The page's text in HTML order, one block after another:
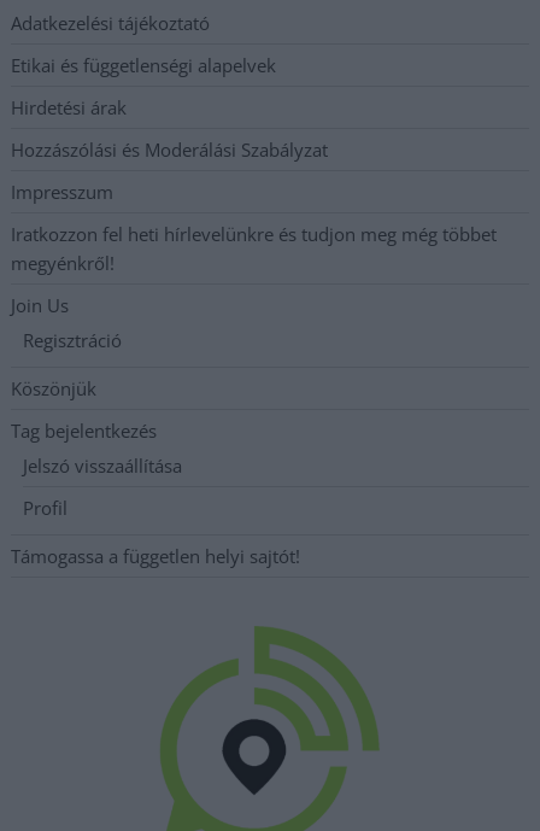
Adatkezelési tájékoztató
Etikai és függetlenségi alapelvek
Hirdetési árak
Hozzászólási és Moderálási Szabályzat
Impresszum
Iratkozzon fel heti hírlevelünkre és tudjon meg még többet
megyénkről!
Join Us
Regisztráció
Köszönjük
Tag bejelentkezés
Jelszó visszaállítása
Profil
Támogassa a független helyi sajtót!